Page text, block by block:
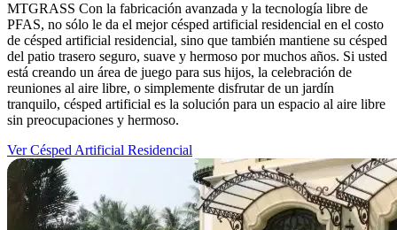
MTGRASS Con la fabricación avanzada y la tecnología libre de
PFAS, no sólo le da el mejor césped artificial residencial en el costo
de césped artificial residencial, sino que también mantiene su césped
del patio trasero seguro, suave y hermoso por muchos años. Si usted
está creando un área de juego para sus hijos, la celebración de
reuniones al aire libre, o simplemente disfrutar de un jardín
tranquilo, césped artificial es la solución para un espacio al aire libre
sin preocupaciones y hermoso.
Ver Césped Artificial Residencial